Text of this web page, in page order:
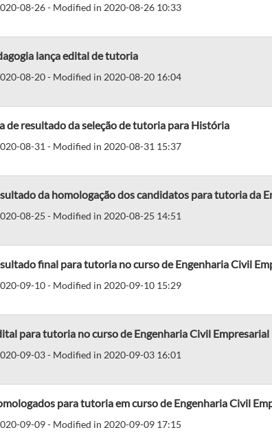
08-26 - Modified in 2020-08-26 10:33
lança edital de tutoria
08-20 - Modified in 2020-08-20 16:04
de resultado da seleção de tutoria para História
08-31 - Modified in 2020-08-31 15:37
da homologação dos candidatos para tutoria da
08-25 - Modified in 2020-08-25 14:51
final para tutoria no curso de Engenharia Civil
09-10 - Modified in 2020-09-10 15:29
para tutoria no curso de Engenharia Civil Empresarial
09-03 - Modified in 2020-09-03 16:01
para tutoria em curso de Engenharia Civil
09-09 - Modified in 2020-09-09 17:15